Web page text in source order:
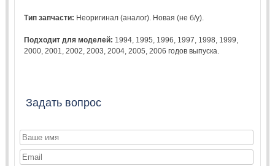
Тип запчасти: Неоригинал (аналог). Новая (не б/у).
Подходит для моделей: 1994 1995 1996 1997 1998 1999
2000 ,2001 ,2002 ,2003 ,2004 ,2005 ,2006 годов выпуска.
Задать вопрос